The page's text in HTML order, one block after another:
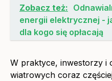
Zobacz też:
energii elektrycznej -
dla kogo się opłacają
W praktyce, inwestorzy i
wiatrowych coraz